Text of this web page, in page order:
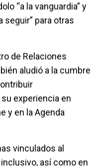
“a la vanguardia” y
seguir” para otras
de Relaciones
aludió a la cumbre
experiencia en
y en la Agenda
vinculados al
así como en